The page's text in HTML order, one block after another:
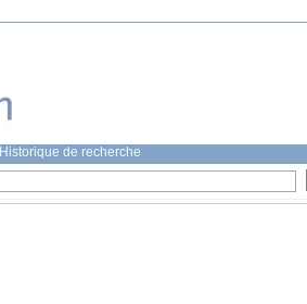
Historique de recherche